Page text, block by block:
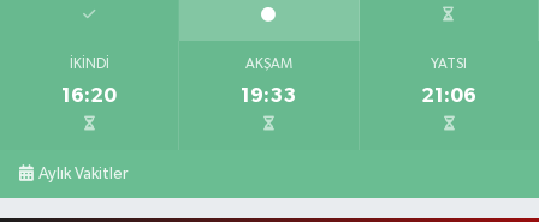
İKINDI
16:20
AKŞAM
19:33
YATSI
21:06
Aylık Vakitler